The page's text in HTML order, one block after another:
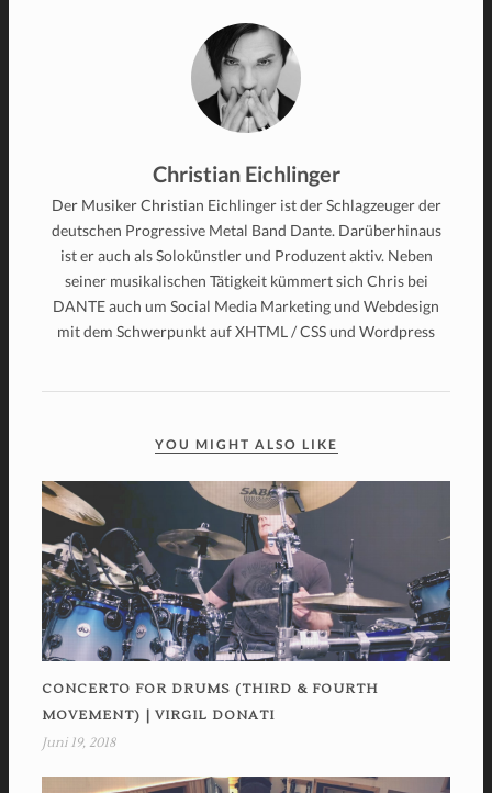
Christian Eichlinger
Der Musiker Christian Eichlinger ist der Schlagzeuger der
deutschen Progressive Metal Band Dante. Darüberhinaus
ist er auch als Solokünstler und Produzent aktiv. Neben
seiner musikalischen Tätigkeit kümmert sich Chris bei
DANTE auch um Social Media Marketing und Webdesign
mit dem Schwerpunkt auf XHTML / CSS und Wordpress
YOU MIGHT ALSO LIKE
CONCERTO FOR DRUMS (THIRD & FOURTH
MOVEMENT) | VIRGIL DONATI
Juni 19, 2018